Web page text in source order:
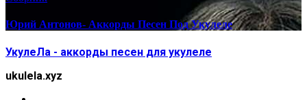
Юрий Антонов- Аккорды Песен Под Укулеле
УкулеЛа - аккорды песен для укулеле
ukulela.xyz